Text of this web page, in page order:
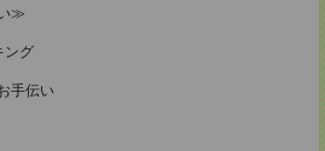
≫
ング
手伝い